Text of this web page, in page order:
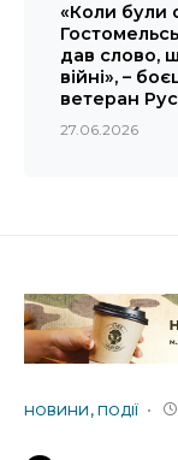
«Коли були
дав слово,
війні», –
ветеран
27.06.2026
НОВИНИ ПОДІЇ